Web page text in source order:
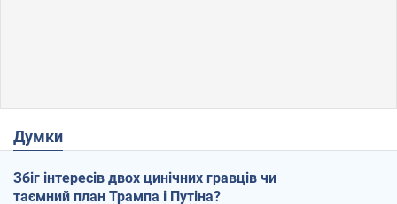
Думки
Збіг інтересів двох цинічних гравців чи
таємний план Трампа і Путіна?